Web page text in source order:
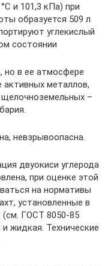
и 101,3 кПа) при
образуется 509 л
углекислый
состоянии
но в ее атмосфере
металлов,
–
невзрывоопасна.
двуокиси углерода
при оценке этой
на нормативы
установленные в
(см. ГОСТ 8050-85
жидкая. Технические